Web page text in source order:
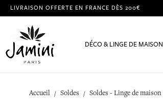
LIVRAISON OFFERTE EN FRANCE DÈS 200€
DÉCO & LINGE DE MAISON
Accueil Soldes Soldes - Linge de maison